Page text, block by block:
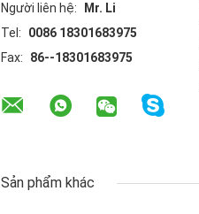
Người liên hệ:
Mr. Li
Tel:
0086 18301683975
Fax:
86--18301683975
Sản phẩm khác